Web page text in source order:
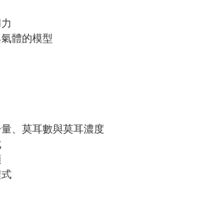
體的模型
、莫耳數與莫耳濃度